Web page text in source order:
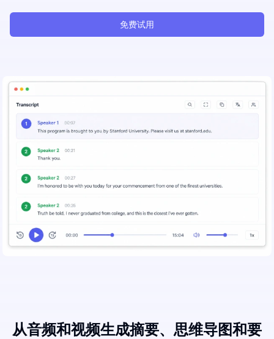
免费试用
从音频和视频生成摘要、思维导图和要